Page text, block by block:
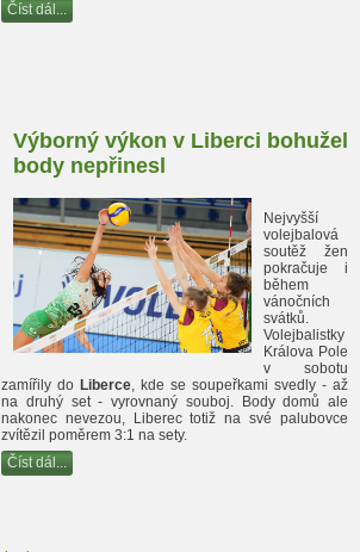
Číst dál...
Výborný výkon v Liberci bohužel
body nepřinesl
Nejvyšší
volejbalová
soutěž žen
pokračuje i
během
vánočních
svátků.
Volejbalistky
Králova Pole
v sobotu
zamířily do Liberce, kde se soupeřkami svedly - až
na druhý set - vyrovnaný souboj. Body domů ale
nakonec nevezou, Liberec totiž na své palubovce
zvítězil poměrem 3:1 na sety.
Číst dál...